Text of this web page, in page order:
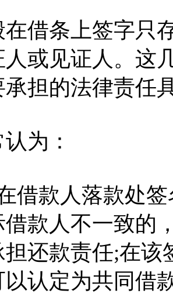
条上签字只存
人或见证人。这
承担的法律责任
为：
款人落款处签
借款人不一致的
还款责任;在
认定为共同借